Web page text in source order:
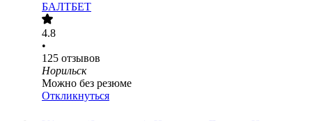
БАЛТБЕТ
4.8
•
125 отзывов
Норильск
Можно без резюме
Откликнуться